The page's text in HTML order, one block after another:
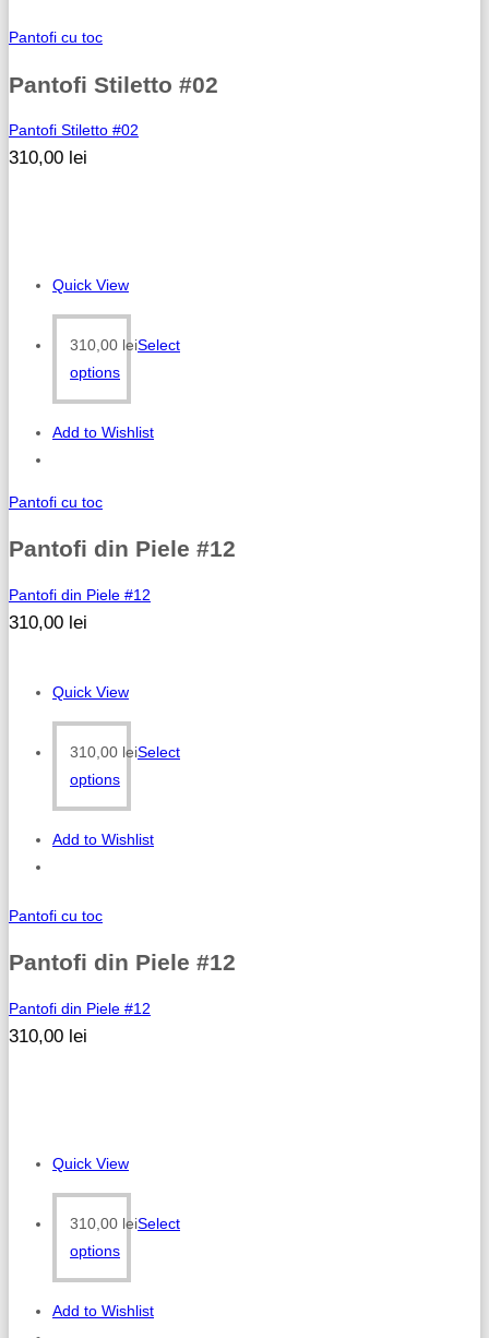
Pantofi cu toc
Pantofi Stiletto #02
Pantofi Stiletto #02
310,00 lei
Quick View
310,00 leiSelect
options
Add to Wishlist
Pantofi cu toc
Pantofi din Piele #12
Pantofi din Piele #12
310,00 lei
Quick View
310,00 leiSelect
options
Add to Wishlist
Pantofi cu toc
Pantofi din Piele #12
Pantofi din Piele #12
310,00 lei
Quick View
310,00 leiSelect
options
Add to Wishlist